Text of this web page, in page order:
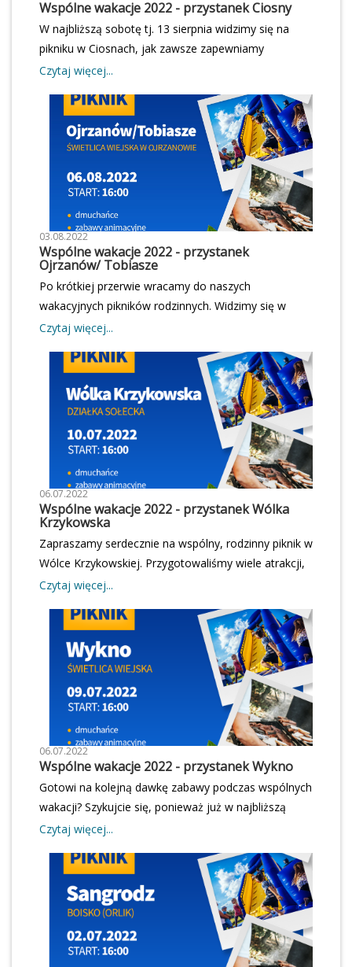
Wspólne wakacje 2022 - przystanek Ciosny
W najbliższą sobotę tj. 13 sierpnia widzimy się na
pikniku w Ciosnach, jak zawsze zapewniamy
mnóstwo atrakcji i pozytywnych wrażeń. Start godz.
Czytaj więcej...
03.08.2022
Wspólne wakacje 2022 - przystanek
Ojrzanów/ Tobiasze
Po krótkiej przerwie wracamy do naszych
wakacyjnych pikników rodzinnych. Widzimy się w
najbliższą sobotę 06.08.2022 r. Gwarantujemy dobrą
zabraknąć!Zapraszamy od godziny 16.00 na świetlicę
wiejską w Ojrzanowie. Wstęp wolny!
Czytaj więcej...
06.07.2022
Wspólne wakacje 2022 - przystanek Wólka
Krzykowska
Zapraszamy serdecznie na wspólny, rodzinny piknik w
Wólce Krzykowskiej. Przygotowaliśmy wiele atrakcji,
których nie możecie przegapić! Startujemy w
Czytaj więcej...
06.07.2022
Wspólne wakacje 2022 - przystanek Wykno
Gotowi na kolejną dawkę zabawy podczas wspólnych
wakacji? Szykujcie się, ponieważ już w najbliższą
sobotę o godz. 16.00 widzimy się na pikniku w
Czytaj więcej...